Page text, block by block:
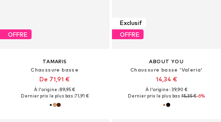
OFFRE
TAMARIS
Chaussure basse
De 71,91 €
À l'origine : 89,95 €
Dernier prix le plus bas :71,91 €
Exclusif
OFFRE
ABOUT YOU
Chaussure basse 'Valeria'
14,34 €
À l'origine : 39,90 €
Dernier prix le plus bas :15,35 €-6%